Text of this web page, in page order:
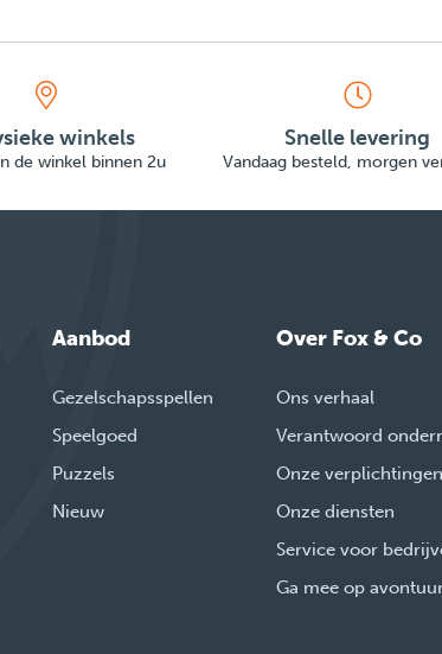
winkels
de winkel binnen 2u
Snelle levering
Vandaag besteld, morgen
Aanbod
Gezelschapsspellen
Speelgoed
Puzzels
Nieuw
Over Fox & Co
Ons verhaal
Verantwoord
Onze verplichtingen
Onze diensten
Service voor
Ga mee op